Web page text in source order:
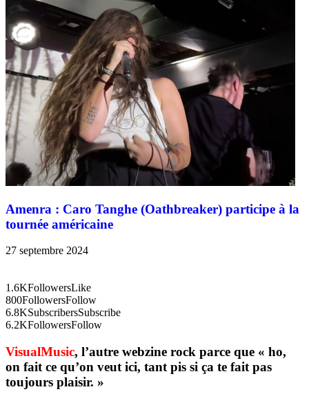
Amenra : Caro Tanghe (Oathbreaker) participe à la
tournée américaine
27 septembre 2024
1.6KFollowersLike
800FollowersFollow
6.8KSubscribersSubscribe
6.2KFollowersFollow
VisualMusic, l’autre webzine rock parce que « ho,
on fait ce qu’on veut ici, tant pis si ça te fait pas
toujours plaisir. »